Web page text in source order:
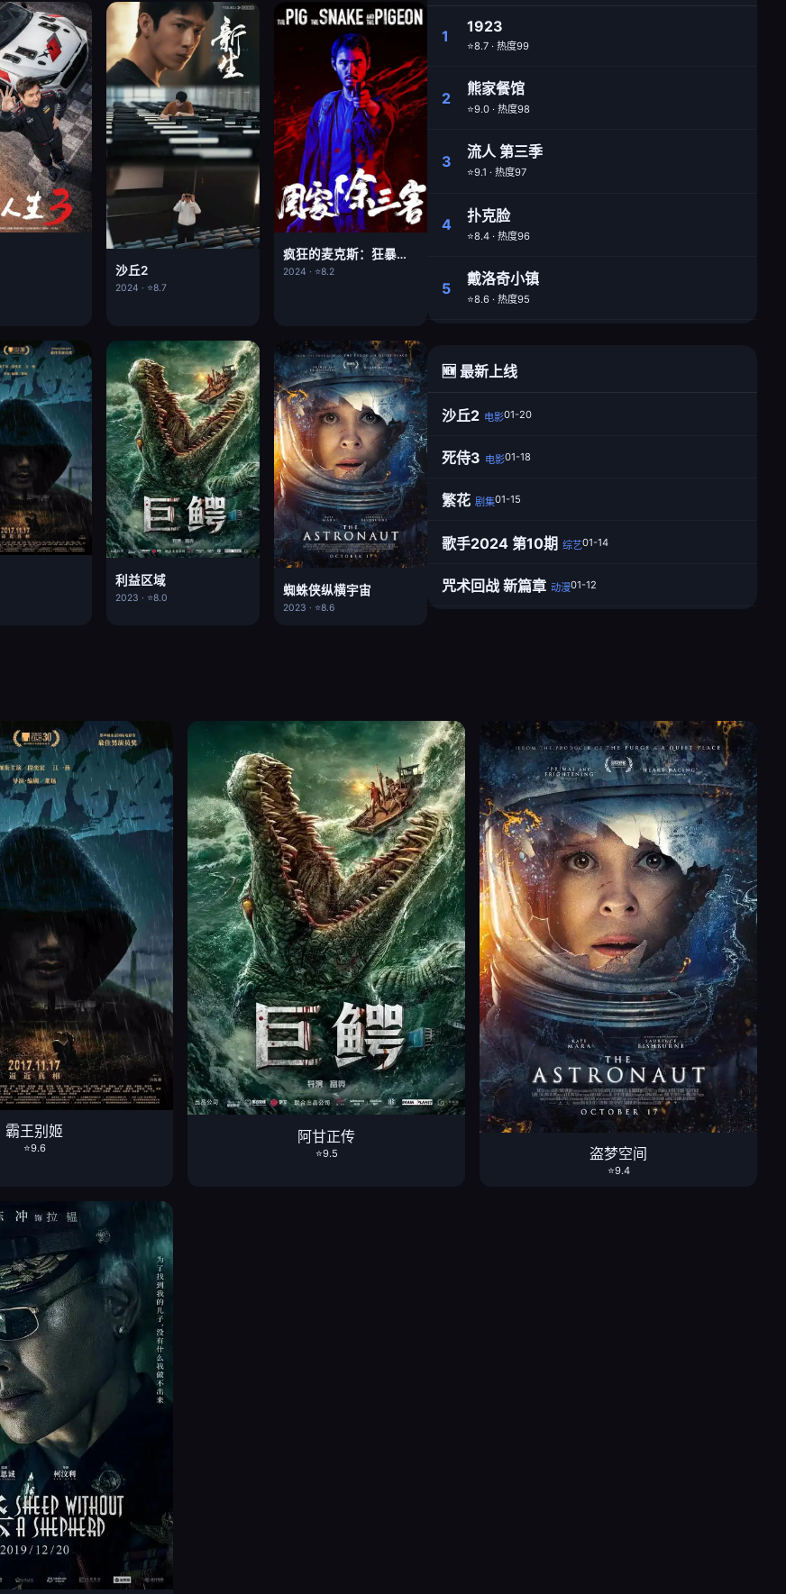
沙丘2
2024 · ⭐8.7
疯狂的麦克斯：狂暴女神
2024 · ⭐8.2
利益区域
2023 · ⭐8.0
蜘蛛侠纵横宇宙
2023 · ⭐8.6
1
1923
⭐8.7 · 热度99
2
熊家餐馆
⭐9.0 · 热度98
3
流人 第三季
⭐9.1 · 热度97
4
扑克脸
⭐8.4 · 热度96
5
戴洛奇小镇
⭐8.6 · 热度95
🆕 最新上线
沙丘2 电影01-20
死侍3 电影01-18
繁花 剧集01-15
歌手2024 第10期 综艺01-14
咒术回战 新篇章 动漫01-12
霸王别姬
⭐9.6
阿甘正传
⭐9.5 盗梦空间
⭐9.4